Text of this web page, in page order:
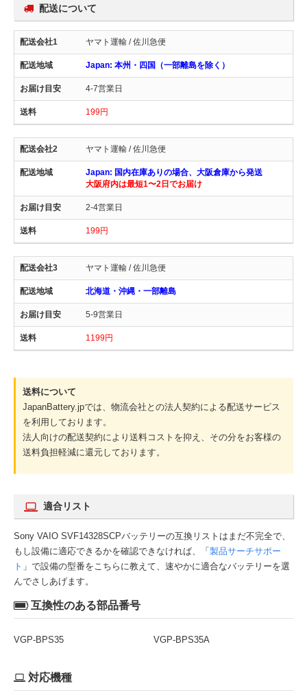
配送について
ヤマト運輸 / 佐川急便
Japan: 本州・四国（一部離島を除く）
4-7営業日
199円
ヤマト運輸 / 佐川急便
Japan: 国内在庫ありの場合、大阪倉庫から発送
大阪府内は最短1〜2日でお届け
2-4営業日
199円
ヤマト運輸 / 佐川急便
北海道・沖縄・一部離島
5-9営業日
1199円
送料について
JapanBattery.jpでは、物流会社との法人契約による配送サービス
を利用しております。
法人向けの配送契約により送料コストを抑え、その分をお客様の
送料負担軽減に還元しております。
適合リスト
Sony VAIO SVF14328SCPバッテリーの互換リストはまだ不完全で、
もし設備に適応できるかを確認できなければ、「製品サーチサポー
ト 」で設備の型番をこちらに教えて、速やかに適合なバッテリーを選
んでさしあげます。
互換性のある部品番号
VGP-BPS35 VGP-BPS35A
対応機種